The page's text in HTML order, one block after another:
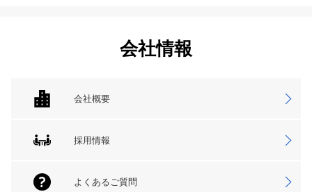
会社情報
会社概要
採用情報
よくあるご質問